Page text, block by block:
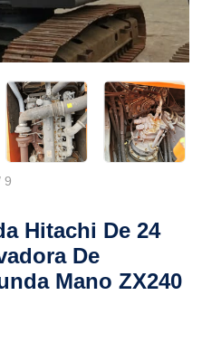
9
Hitachi De 24
De
Mano ZX240